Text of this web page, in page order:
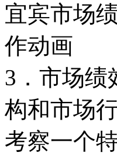
宜宾市场
作动画
3．市场绩
构和市场
考察一个